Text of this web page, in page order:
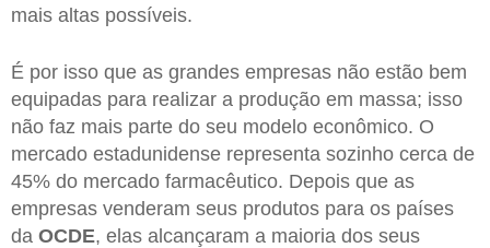
mais altas possíveis.
É por isso que as grandes empresas não estão bem
equipadas para realizar a produção em massa; isso
não faz mais parte do seu modelo econômico. O
mercado estadunidense representa sozinho cerca de
45% do mercado farmacêutico. Depois que as
empresas venderam seus produtos para os países
da OCDE, elas alcançaram a maioria dos seus